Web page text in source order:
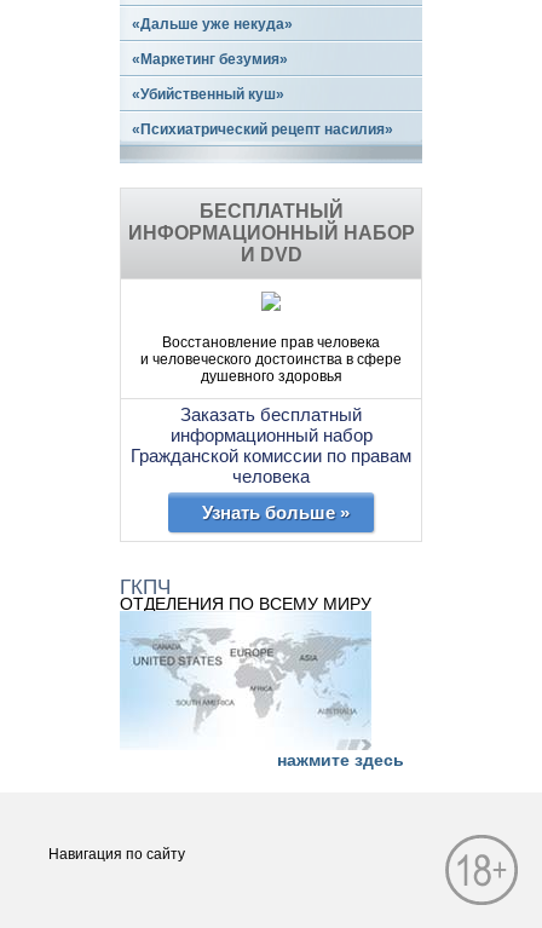
«Дальше уже некуда»
«Маркетинг безумия»
«Убийственный куш»
«Психиатрический рецепт насилия»
БЕСПЛАТНЫЙ
ИНФОРМАЦИОННЫЙ НАБОР
И DVD
Восстановление прав человека
и человеческого достоинства в сфере
душевного здоровья
Заказать бесплатный
информационный набор
Гражданской комиссии по правам
человека
Узнать больше »
ГКПЧ
ОТДЕЛЕНИЯ ПО ВСЕМУ МИРУ
нажмите здесь
Навигация по сайту